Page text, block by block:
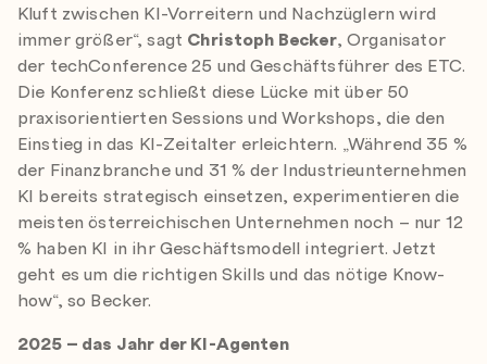
Kluft zwischen KI-Vorreitern und Nachzüglern wird
immer größer“, sagt Christoph Becker, Organisator
der techConference 25 und Geschäftsführer des ETC.
Die Konferenz schließt diese Lücke mit über 50
praxisorientierten Sessions und Workshops, die den
Einstieg in das KI-Zeitalter erleichtern. „Während 35 %
der Finanzbranche und 31 % der Industrieunternehmen
KI bereits strategisch einsetzen, experimentieren die
meisten österreichischen Unternehmen noch – nur 12
% haben KI in ihr Geschäftsmodell integriert. Jetzt
geht es um die richtigen Skills und das nötige Know-
how“, so Becker.
2025 – das Jahr der KI-Agenten